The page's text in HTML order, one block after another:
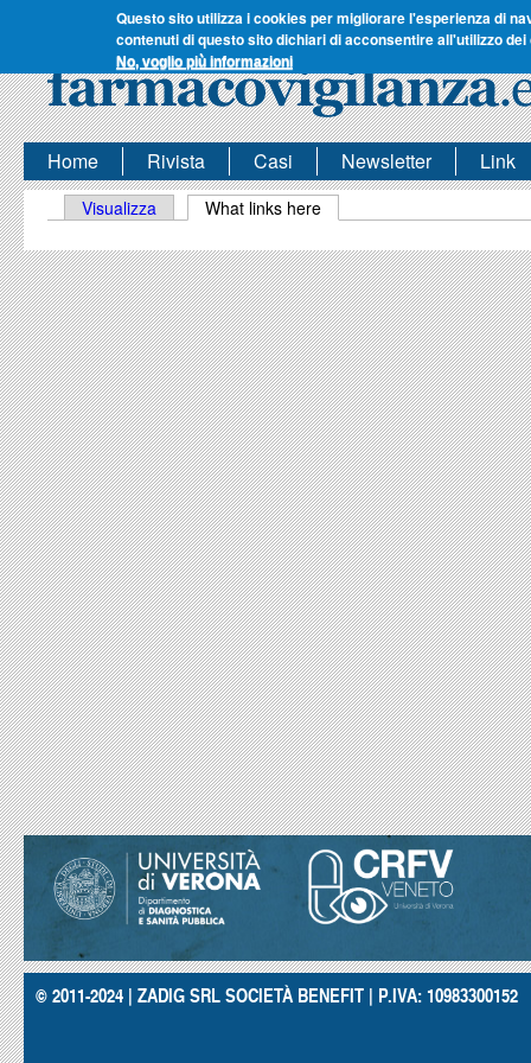
Questo sito utilizza i cookies per migliorare l'esperienza di
contenuti di questo sito dichiari di acconsentire all'utilizzo dei
No, voglio più informazioni
Home Rivista Casi Newsletter Link
Schede primarie
Visualizza What links here
© 2011-2024 | ZADIG SRL SOCIETÀ BENEFIT | P.IVA: 10983300152